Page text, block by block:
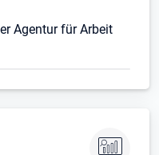
Agentur für Arbeit